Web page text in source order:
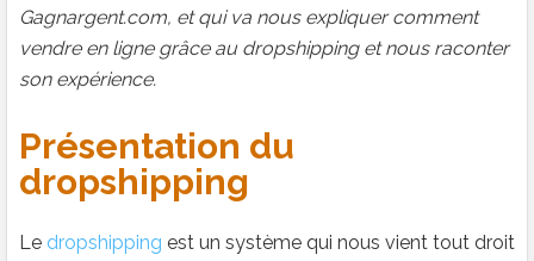
Gagnargent.com, et qui va nous expliquer comment
vendre en ligne grâce au dropshipping et nous raconter
son expérience.
Présentation du
dropshipping
Le dropshipping est un système qui nous vient tout droit